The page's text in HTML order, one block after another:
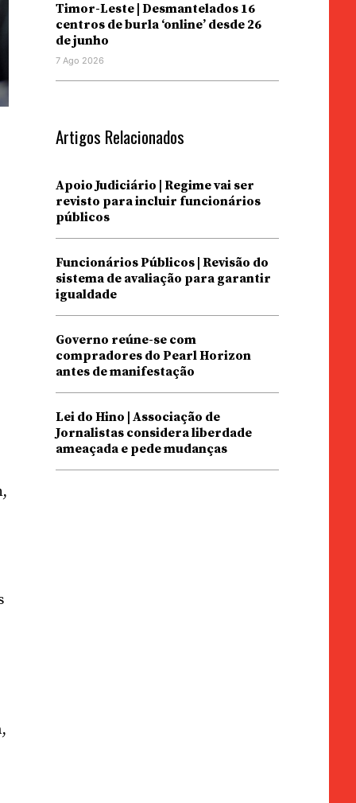
Timor-Leste | Desmantelados 16
centros de burla ‘online’ desde 26
de junho
7 Ago 2026
Artigos Relacionados
Apoio Judiciário | Regime vai ser
revisto para incluir funcionários
públicos
Funcionários Públicos | Revisão do
sistema de avaliação para garantir
igualdade
Governo reúne-se com
compradores do Pearl Horizon
antes de manifestação
Lei do Hino | Associação de
Jornalistas considera liberdade
ameaçada e pede mudanças